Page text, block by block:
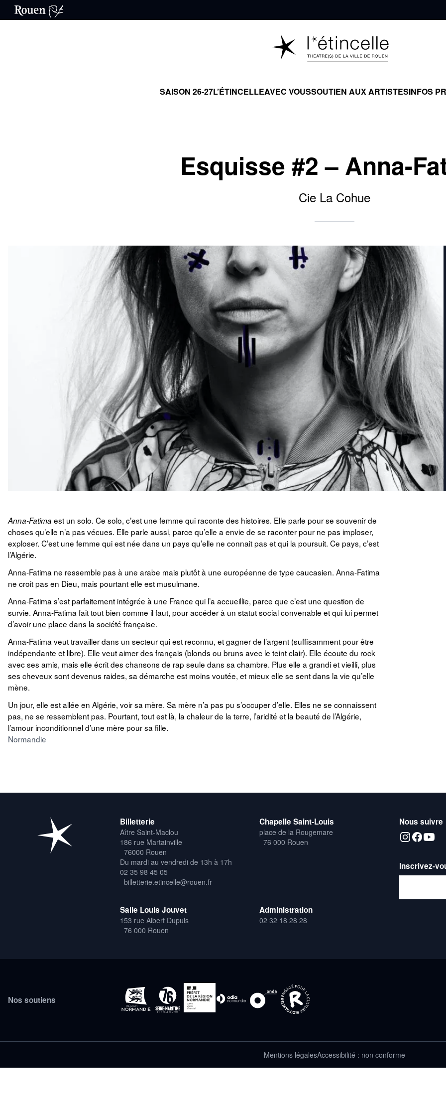
SAISON 26-27L’ÉTINCELLEAVEC VOUSSOUTIEN AUX ARTISTESINFOS
Esquisse #2 – Anna-
Cie La Cohue
Anna-Fatima est un solo. Ce solo, c’est une femme qui raconte des histoires. Elle parle pour se souvenir de
choses qu’elle n’a pas vécues. Elle parle aussi, parce qu’elle a envie de se raconter pour ne pas imploser,
exploser. C’est une femme qui est née dans un pays qu’elle ne connait pas et qui la poursuit. Ce pays, c’est
l’Algérie.
Anna-Fatima ne ressemble pas à une arabe mais plutôt à une européenne de type caucasien. Anna-Fatima
ne croit pas en Dieu, mais pourtant elle est musulmane.
Anna-Fatima s’est parfaitement intégrée à une France qui l’a accueillie, parce que c’est une question de
survie. Anna-Fatima fait tout bien comme il faut, pour accéder à un statut social convenable et qui lui permet
d’avoir une place dans la société française.
Anna-Fatima veut travailler dans un secteur qui est reconnu, et gagner de l’argent (suffisamment pour être
indépendante et libre). Elle veut aimer des français (blonds ou bruns avec le teint clair). Elle écoute du rock
avec ses amis, mais elle écrit des chansons de rap seule dans sa chambre. Plus elle a grandi et vieilli, plus
ses cheveux sont devenus raides, sa démarche est moins voutée, et mieux elle se sent dans la vie qu’elle
mène.
Un jour, elle est allée en Algérie, voir sa mère. Sa mère n’a pas pu s’occuper d’elle. Elles ne se connaissent
pas, ne se ressemblent pas. Pourtant, tout est là, la chaleur de la terre, l’aridité et la beauté de l’Algérie,
l’amour inconditionnel d’une mère pour sa fille.
Normandie
Billetterie
Aître Saint-Maclou
186 rue Martainville
76000 Rouen
Du mardi au vendredi de 13h à 17h
02 35 98 45 05
billetterie.etincelle@rouen.fr
Chapelle Saint-Louis
place de la Rougemare
76 000 Rouen
Salle Louis Jouvet
153 rue Albert Dupuis
76 000 Rouen
Administration
02 32 18 28 28
Nous suivre
Inscrivez-
Nos soutiens
Mentions légalesAccessibilité : non conforme